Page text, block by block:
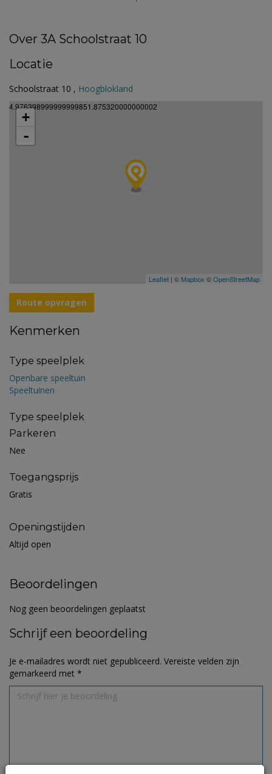
Over 3A Schoolstraat 10
Locatie
Schoolstraat 10 , Hoogblokland
4.976398999999999851.875320000000002
+
-
Leaflet | © Mapbox ©OpenStreetMap
Route opvragen
Kenmerken
Type speelplek
Openbare speeltuin
Speeltuinen
Type speelplek
Parkeren
Nee
Toegangsprijs
Gratis
Openingstijden
Altijd open
Beoordelingen
Nog geen beoordelingen geplaatst
Schrijf een beoordeling
Je e-mailadres wordt niet gepubliceerd. Vereiste velden zijn
gemarkeerd met *